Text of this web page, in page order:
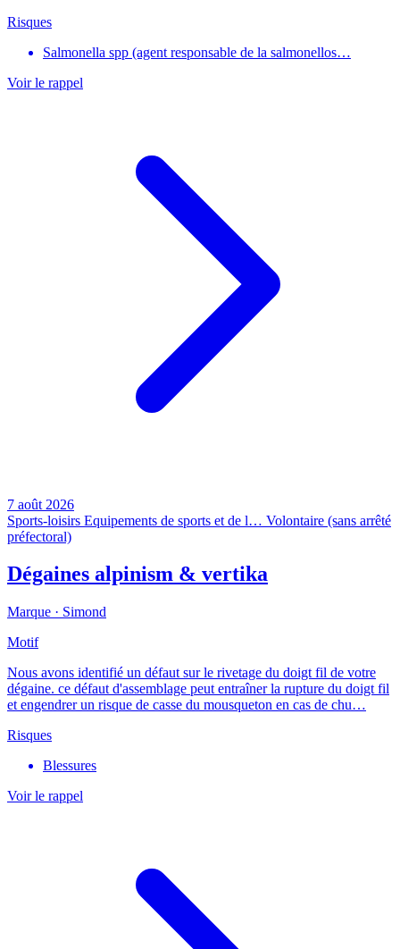
Risques
Salmonella spp (agent responsable de la salmonellos…
Voir le rappel
7 août 2026
Sports-loisirs Equipements de sports et de l… Volontaire (sans arrêté
préfectoral)
Dégaines alpinism & vertika
Marque · Simond
Motif
Nous avons identifié un défaut sur le rivetage du doigt fil de votre
dégaine. ce défaut d'assemblage peut entraîner la rupture du doigt fil
et engendrer un risque de casse du mousqueton en cas de chu…
Risques
Blessures
Voir le rappel